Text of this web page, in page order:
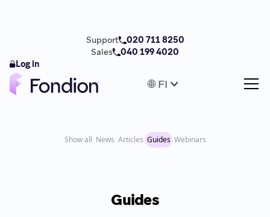
🌐 FI
Support
020 711 8250
Sales
040 199 4020
Log in
Show all News Articles Guides Webinars
Guides